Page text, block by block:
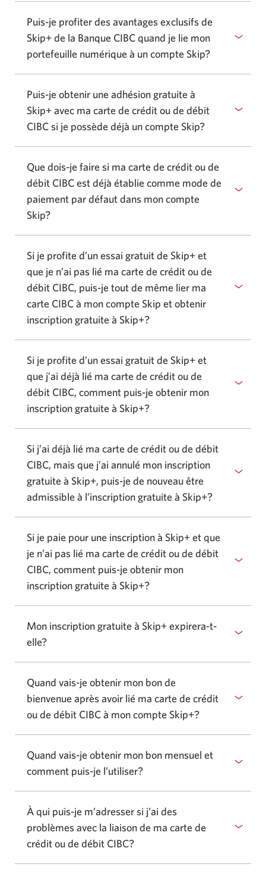
Puis-je profiter des avantages exclusifs de
Skip+ de la Banque CIBC quand je lie mon
portefeuille numérique à un compte Skip?
Puis-je obtenir une adhésion gratuite à
Skip+ avec ma carte de crédit ou de débit
CIBC si je possède déjà un compte Skip?
Que dois-je faire si ma carte de crédit ou de
débit CIBC est déjà établie comme mode de
paiement par défaut dans mon compte
Skip?
Si je profite d’un essai gratuit de Skip+ et
que je n’ai pas lié ma carte de crédit ou de
débit CIBC, puis-je tout de même lier ma
carte CIBC à mon compte Skip et obtenir
inscription gratuite à Skip+?
Si je profite d’un essai gratuit de Skip+ et
que j’ai déjà lié ma carte de crédit ou de
débit CIBC, comment puis-je obtenir mon
inscription gratuite à Skip+?
Si j’ai déjà lié ma carte de crédit ou de débit
CIBC, mais que j’ai annulé mon inscription
gratuite à Skip+, puis-je de nouveau être
admissible à l’inscription gratuite à Skip+?
Si je paie pour une inscription à Skip+ et que
je n’ai pas lié ma carte de crédit ou de débit
CIBC, comment puis-je obtenir mon
inscription gratuite à Skip+?
Mon inscription gratuite à Skip+ expirera-t-
elle?
Quand vais-je obtenir mon bon de
bienvenue après avoir lié ma carte de crédit
ou de débit CIBC à mon compte Skip+?
Quand vais-je obtenir mon bon mensuel et
comment puis-je l’utiliser?
À qui puis-je m’adresser si j’ai des
problèmes avec la liaison de ma carte de
crédit ou de débit CIBC?